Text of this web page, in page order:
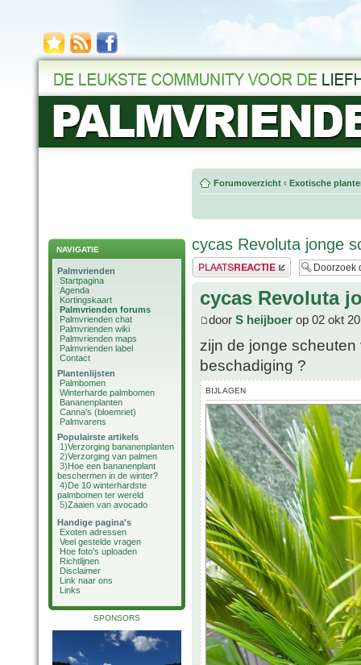
NAVIGATIE
Palmvrienden
Startpagina
Agenda
Kortingskaart
Palmvrienden forums
Palmvrienden chat
Palmvrienden wiki
Palmvrienden maps
Palmvrienden label
Contact
Plantenlijsten
Palmbomen
Winterharde palmbomen
Bananenplanten
Canna's (bloemriet)
Palmvarens
Populairste artikels
1)Verzorging bananenplanten
2)Verzorging van palmen
3)Hoe een bananenplant
beschermen in de winter?
4)De 10 winterhardste
palmbomen ter wereld
5)Zaaien van avocado
Handige pagina's
Exoten adressen
Veel gestelde vragen
Hoe foto's uploaden
Richtlijnen
Disclaimer
Link naar ons
Links
SPONSORS
Forumoverzicht ‹ Exotische
cycas Revoluta jonge
Plaats een reactie
cycas Revoluta
door S heijboer op 02 okt
zijn de jonge
beschadiging ?
BIJLAGEN